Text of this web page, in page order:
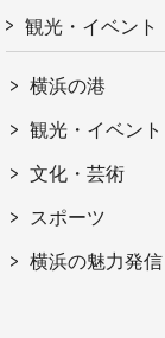
観光・イベント
横浜の港
観光・イベント
文化・芸術
スポーツ
横浜の魅力発信